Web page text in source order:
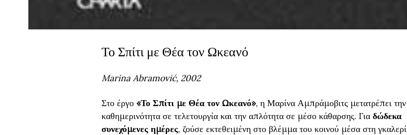
Το Σπίτι με Θέα τον Ωκεανό
Marina Abramović, 2002
Στο έργο «Το Σπίτι με Θέα τον Ωκεανό», η Μαρίνα Αμπράμοβιτς μετατρέπει την
καθημερινότητα σε τελετουργία και την απλότητα σε μέσο κάθαρσης. Για δώδεκα
συνεχόμενες ημέρες, ζούσε εκτεθειμένη στο βλέμμα του κοινού μέσα στη γκαλερί